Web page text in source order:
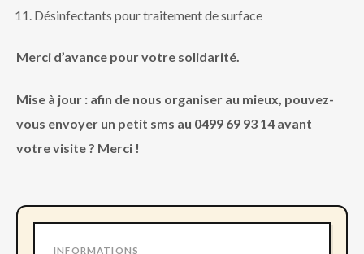
Désinfectants pour traitement de surface
Merci d’avance pour votre solidarité.
Mise à jour : afin de nous organiser au mieux, pouvez-
vous envoyer un petit sms au 0499 69 93 14 avant
votre visite ? Merci !
INFORMATIONS